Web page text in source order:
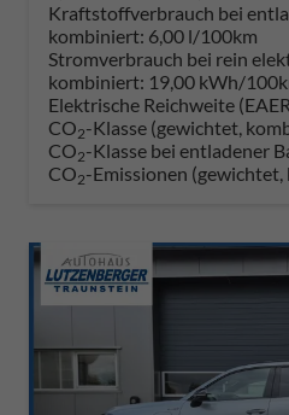
Kraftstoffverbrauch bei
kombiniert: 6,00 l/100km
Stromverbrauch bei rein
kombiniert: 19,00 kWh/
Elektrische Reichweite
CO2-Klasse (gewichtet,
CO2-Klasse bei entladener
CO2-Emissionen